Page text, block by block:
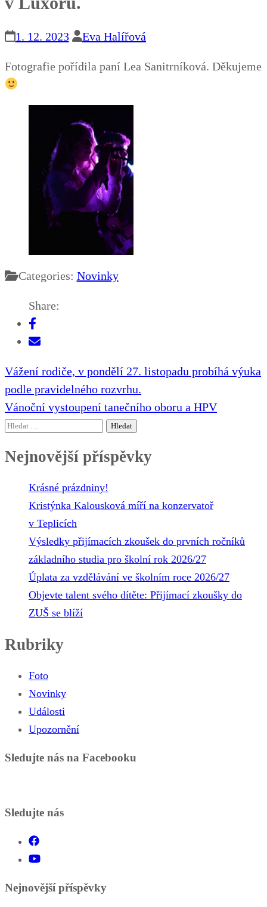
1. 12. 2023 Eva Halířová
Fotografie pořídila paní Lea Sanitrníková. Děkujeme
Categories: Novinky
Share:
Navigace
pro
příspěvek
Vážení rodiče, v pondělí 27. listopadu probíhá výuka
podle pravidelného rozvrhu.
Vánoční vystoupení tanečního oboru a HPV
Vyhledávání
Nejnovější příspěvky
Krásné prázdniny!
Kristýnka Kalousková míří na konzervatoř
v Teplicích
Výsledky přijímacích zkoušek do prvních ročníků
základního studia pro školní rok 2026/27
Úplata za vzdělávání ve školním roce 2026/27
Objevte talent svého dítěte: Přijímací zkoušky do
ZUŠ se blíží
Rubriky
Foto
Novinky
Události
Upozornění
Sledujte nás na Facebooku
Sledujte nás
Nejnovější příspěvky